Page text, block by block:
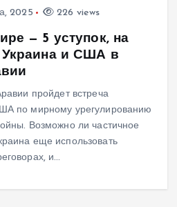
2025 226 views
— 5 уступок, на
Украина и США в
пройдет встреча
по мирному урегулированию
Возможно ли частичное
еще использовать
и…